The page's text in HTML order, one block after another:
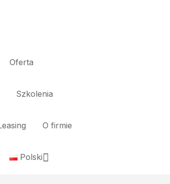
Oferta
Szkolenia
O firmie
Polski